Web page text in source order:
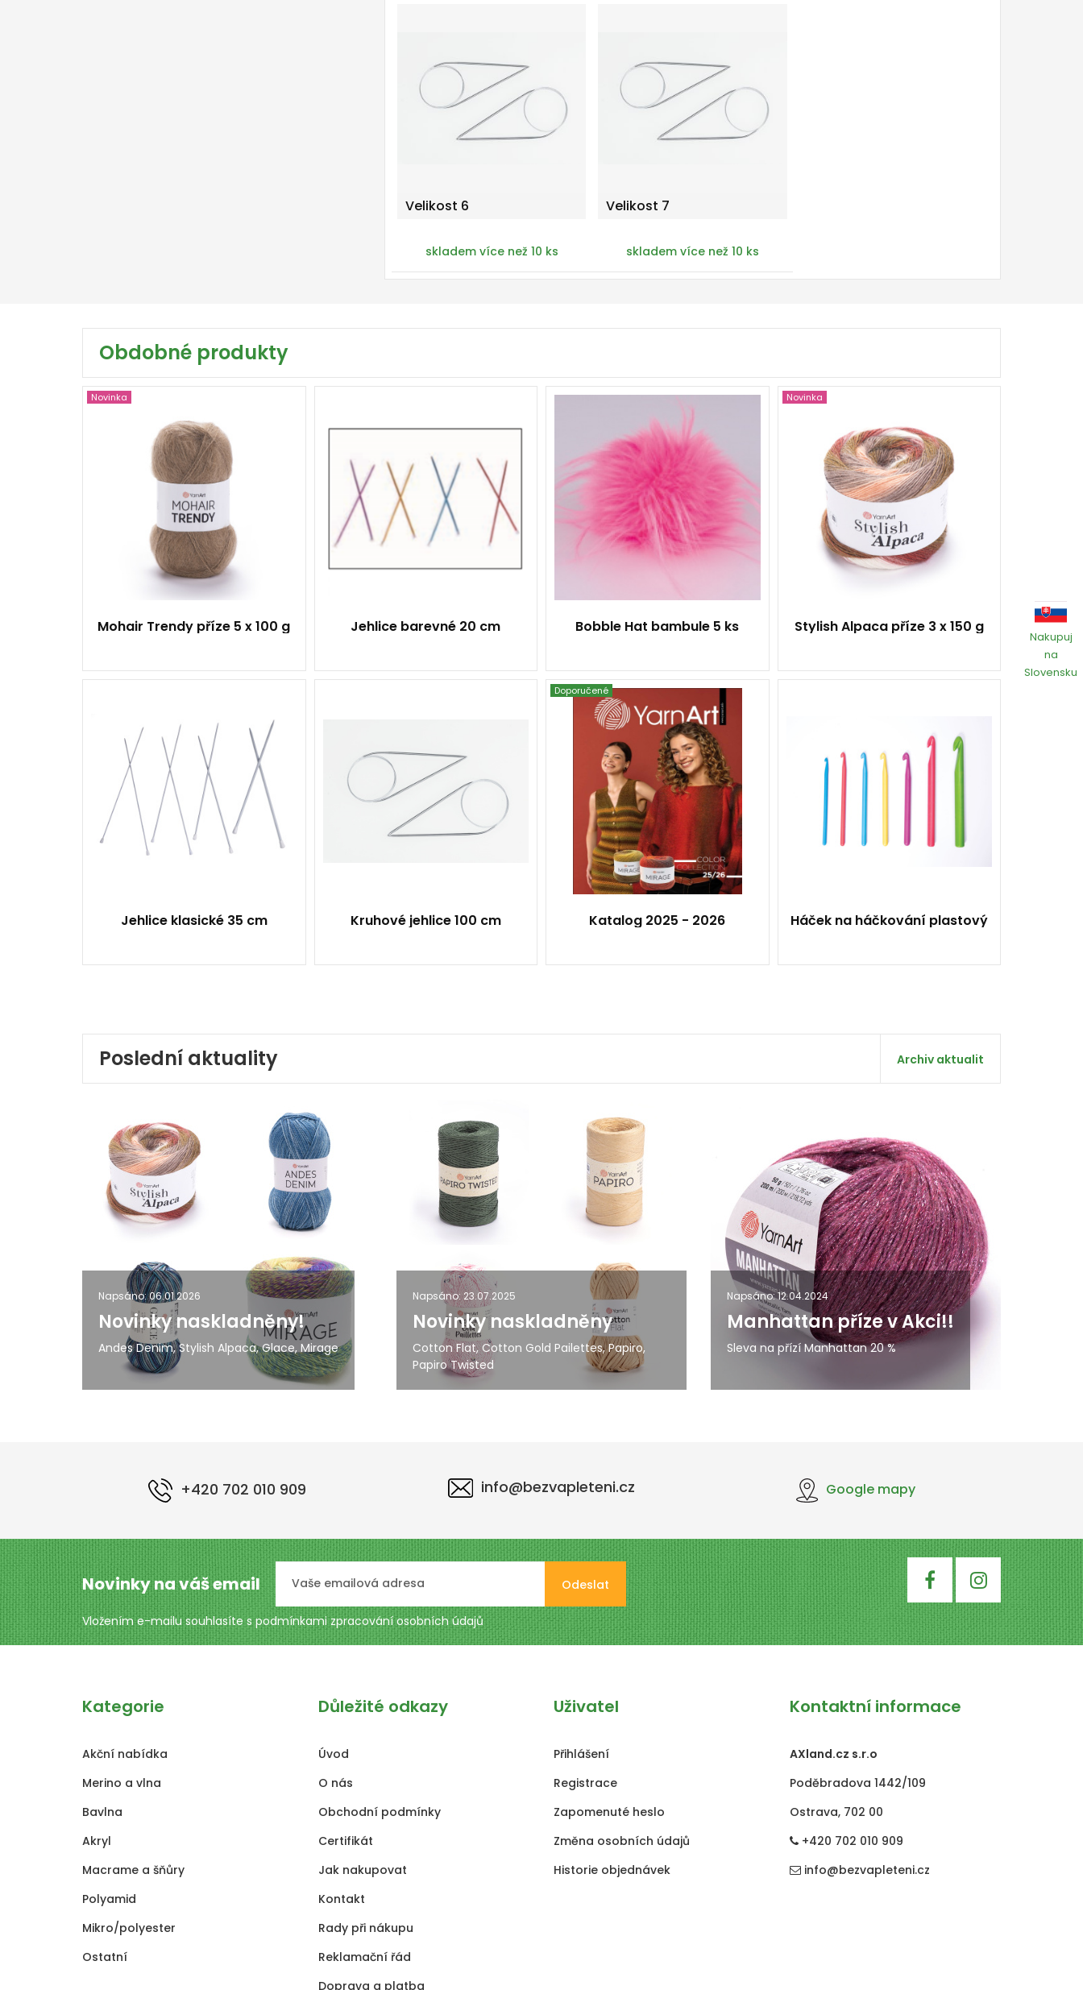
Nakupuj
na
Slovensku
Velikost 6
skladem více než 10 ks
Velikost 7
skladem více než 10 ks
Obdobné produkty
Novinka
50 % Mohér - 50 %
100
220
500
Mohair Trendy příze 5 x 100 g
1 pár
Jehlice barevné 20 cm
100% Polyester
5
bambulí
Bobble Hat bambule 5 ks
Novinka
25 % Alpaka -75% Akryl
150
525
3
Stylish Alpaca příze 3 x 150 g
1 pár
Jehlice klasické 35 cm
100 cm
Kruhové jehlice 100 cm
Doporučené
Katalog 2025 - 2026 Háček na háčkování plastový
Poslední aktuality Archiv aktualit
Napsáno: 06.01.2026
Novinky naskladněny!
Andes Denim, Stylish Alpaca, Glace, Mirage
Napsáno: 23.07.2025
Novinky naskladněny
Cotton Flat, Cotton Gold Pailettes, Papiro,
Papiro Twisted
Napsáno: 12.04.2024
Manhattan příze v Akci!!
Sleva na přízí Manhattan 20 %
+420 702 010 909 info@bezvapleteni.cz Google mapy
Novinky na váš email Odeslat
Vložením e-mailu souhlasíte s podmínkamizpracování osobních údajů
Kategorie
Akční nabídka
Merino a vlna
Bavlna
Akryl
Macrame a šňůry
Polyamid
Mikro/polyester
Ostatní
Důležité odkazy
Úvod
O nás
Obchodní podmínky
Certifikát
Jak nakupovat
Kontakt
Rady při nákupu
Reklamační řád
Doprava a platba
Uživatel
Přihlášení
Registrace
Zapomenuté heslo
Změna osobních údajů
Historie objednávek
Kontaktní informace
AXland.cz s.r.o
Poděbradova 1442/109
Ostrava, 702 00
+420 702 010 909
info@bezvapleteni.cz